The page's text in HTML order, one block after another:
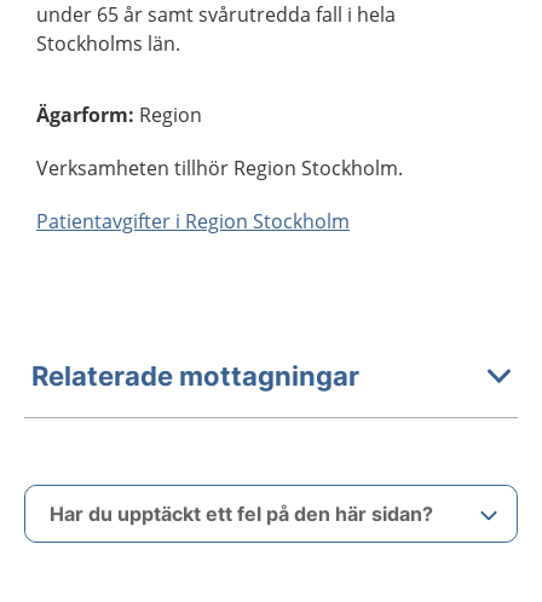
under 65 år samt svårutredda fall i hela
Stockholms län.
Ägarform: Region
Verksamheten tillhör Region Stockholm.
Patientavgifter i Region Stockholm
Relaterade mottagningar
Har du upptäckt ett fel på den här sidan?